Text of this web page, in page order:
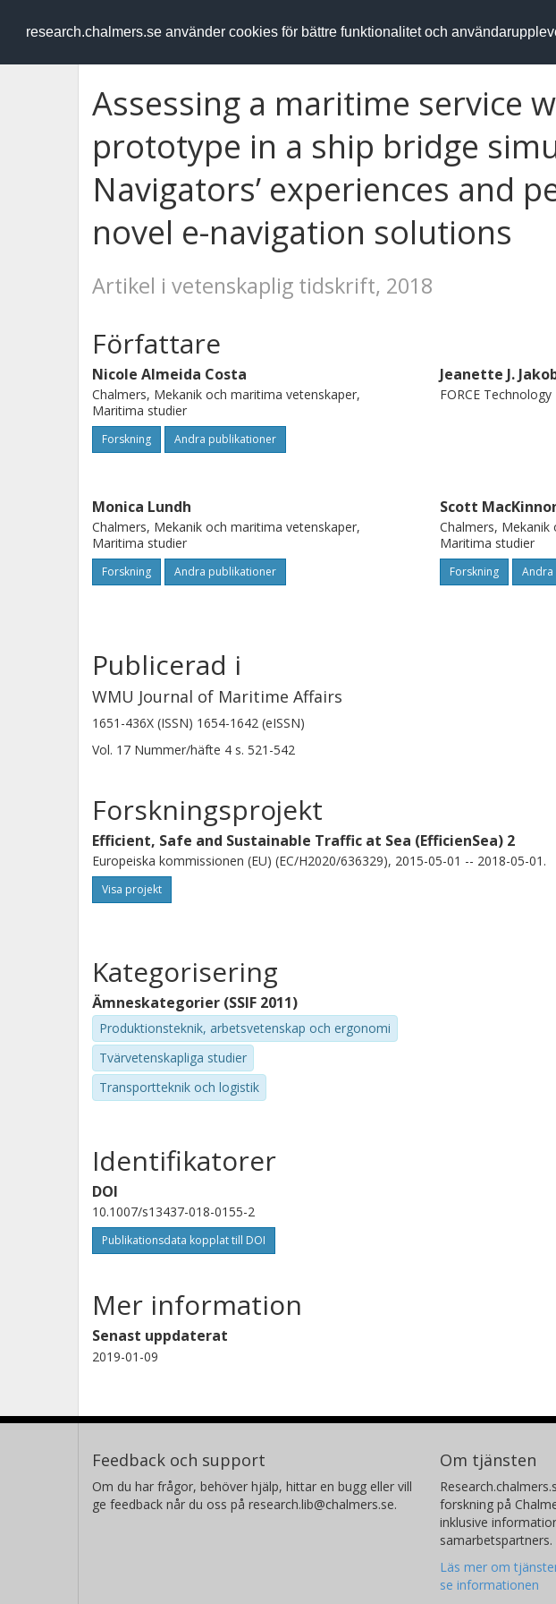
research.chalmers.se använder cookies för bättre funktionalitet och
RESEARCH.chalmers.se
Assessing a maritime service
prototype in a ship bridge
Navigators’ experiences and
novel e-navigation solutions
Artikel i vetenskaplig tidskrift, 2018
Författare
Nicole Almeida Costa
Chalmers, Mekanik och maritima vetenskaper,
Maritima studier
Forskning Andra publikationer
Jeanette J.
FORCE Technology
Monica Lundh
Chalmers, Mekanik och maritima vetenskaper,
Maritima studier
Forskning Andra publikationer
Scott
Chalmers,
Maritima studier
Forskning
Publicerad i
WMU Journal of Maritime Affairs
1651-436X (ISSN) 1654-1642 (eISSN)
Vol. 17 Nummer/häfte 4 s. 521-542
Forskningsprojekt
Efficient, Safe and Sustainable Traffic at Sea (EfficienSea) 2
Europeiska kommissionen (EU) (EC/H2020/636329), 2015-05-01 -- 2018-05-01.
Visa projekt
Kategorisering
Ämneskategorier (SSIF 2011)
Produktionsteknik, arbetsvetenskap och ergonomi
Tvärvetenskapliga studier
Transportteknik och logistik
Identifikatorer
DOI
10.1007/s13437-018-0155-2
Publikationsdata kopplat till DOI
Mer information
Senast uppdaterat
2019-01-09
Feedback och support
Om du har frågor, behöver hjälp, hittar en bugg eller vill
ge feedback når du oss på research.lib@chalmers.se.
Om tjänsten
forskning på
inklusive
samarbetspartners.
Läs mer om
se informationen